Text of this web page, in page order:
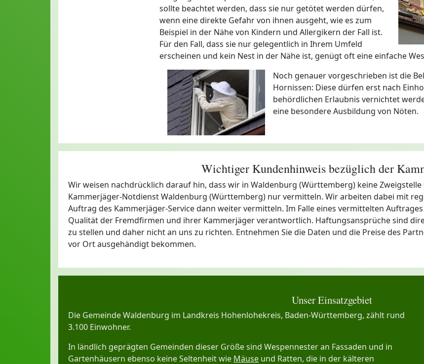
sollte beachtet werden, dass sie nur getötet werden dürfen,
wenn eine direkte Gefahr von ihnen ausgeht, wie es zum
Beispiel in der Nähe von Kindern und Allergikern der Fall ist.
Für den Fall, dass sie nur gelegentlich in Ihrem Umfeld
erscheinen und kein Nest in der Nähe ist, genügt oft eine einfache
Noch genauer vorgeschrieben ist die
Hornissen: Diese dürfen erst nach
behördlichen Erlaubnis vernichtet
eine besondere Ausbildung von Nöten.
Wichtiger Kundenhinweis bezüglich der
Wir weisen nachdrücklich darauf hin, dass wir in Waldenburg (Württemberg) keine
Kammerjäger-Notdienst Waldenburg (Württemberg) nur vermitteln. Wir arbeiten dabei mit
Auftrag des Kammerjäger-Service dann weiter vermitteln. Im Falle eines vermittelten
Qualität der Fremdfirmen und ihrer Kammerjäger verantwortlich. Haftungsansprüche sind
zu stellen und daher nicht an uns zu richten. Entnehmen Sie die Daten und die Preise des
vor Ort ausgehändigt bekommen.
Unser Einsatzgebiet
Die Gemeinde Waldenburg im Landkreis Hohenlohekreis, Baden-Württemberg, zählt rund
3.100 Einwohner.
In ländlich geprägten Gemeinden dieser Größe sind Wespennester an Fassaden und in
Gartenhäusern ebenso keine Seltenheit wie Mäuse und Ratten, die in der kälteren